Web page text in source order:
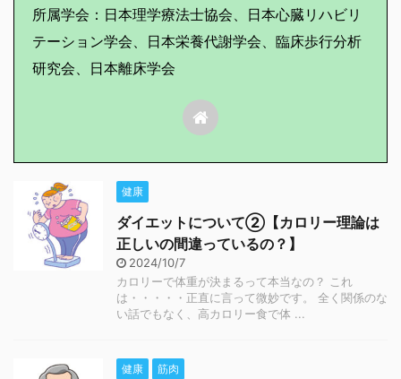
所属学会：日本理学療法士協会、日本心臓リハビリ
テーション学会、日本栄養代謝学会、臨床歩行分析
研究会、日本離床学会
健康
ダイエットについて②【カロリー理論は
正しいの間違っているの？】
2024/10/7
カロリーで体重が決まるって本当なの？ これ
は・・・・・正直に言って微妙です。 全く関係のな
い話でもなく、高カロリー食で体 ...
健康 筋肉